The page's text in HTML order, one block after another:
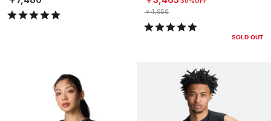
￥4,950
SOLD OUT